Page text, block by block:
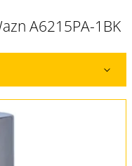
A6215PA-1BK